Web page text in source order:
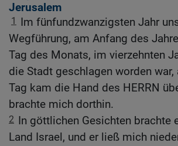
Jerusalem
1
Im fünfundzwanzigsten Jahr
Wegführung, am Anfang des
Tag des Monats, im vierzehnten
die Stadt geschlagen worden war,
Tag kam die Hand des HERRN
brachte mich dorthin.
2 In göttlichen Gesichten brachte
Land Israel, und er ließ mich